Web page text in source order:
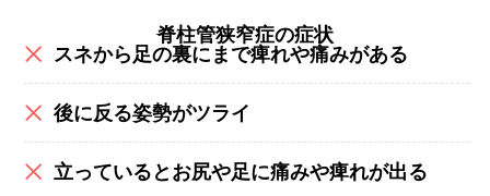
脊柱管狭窄症の症状
スネから足の裏にまで痺れや痛みがある
後に反る姿勢がツライ
立っているとお尻や足に痛みや痺れが出る